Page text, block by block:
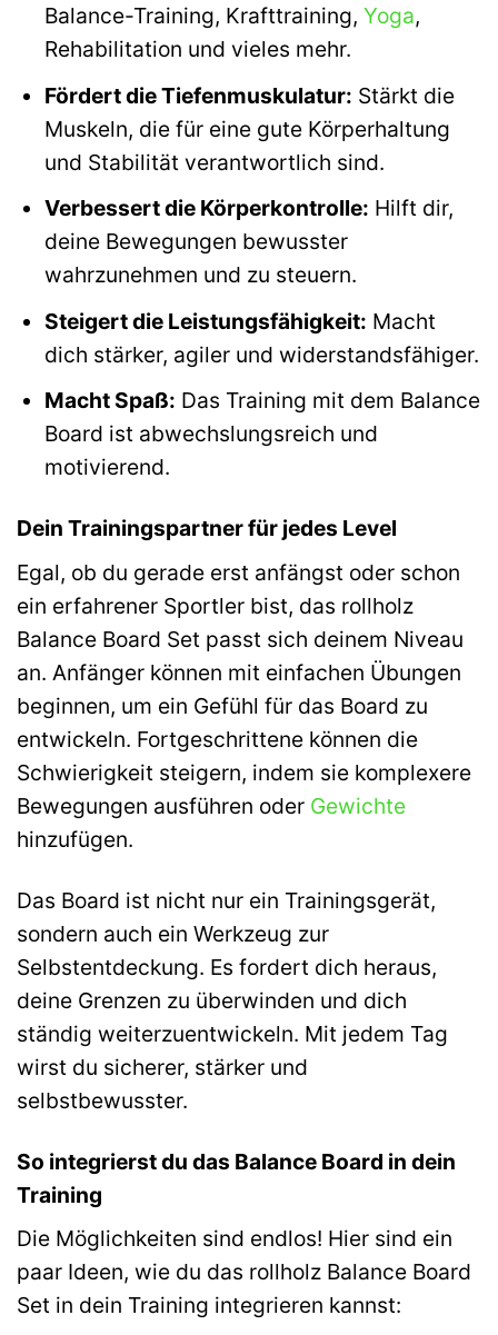
Balance-Training, Krafttraining, Yoga,
Rehabilitation und vieles mehr.
Fördert die Tiefenmuskulatur: Stärkt die
Muskeln, die für eine gute Körperhaltung
und Stabilität verantwortlich sind.
Verbessert die Körperkontrolle: Hilft dir,
deine Bewegungen bewusster
wahrzunehmen und zu steuern.
Steigert die Leistungsfähigkeit: Macht
dich stärker, agiler und widerstandsfähiger.
Macht Spaß: Das Training mit dem Balance
Board ist abwechslungsreich und
motivierend.
Dein Trainingspartner für jedes Level
Egal, ob du gerade erst anfängst oder schon
ein erfahrener Sportler bist, das rollholz
Balance Board Set passt sich deinem Niveau
an. Anfänger können mit einfachen Übungen
beginnen, um ein Gefühl für das Board zu
entwickeln. Fortgeschrittene können die
Schwierigkeit steigern, indem sie komplexere
Bewegungen ausführen oder Gewichte
hinzufügen.
Das Board ist nicht nur ein Trainingsgerät,
sondern auch ein Werkzeug zur
Selbstentdeckung. Es fordert dich heraus,
deine Grenzen zu überwinden und dich
ständig weiterzuentwickeln. Mit jedem Tag
wirst du sicherer, stärker und
selbstbewusster.
So integrierst du das Balance Board in dein
Training
Die Möglichkeiten sind endlos! Hier sind ein
paar Ideen, wie du das rollholz Balance Board
Set in dein Training integrieren kannst: